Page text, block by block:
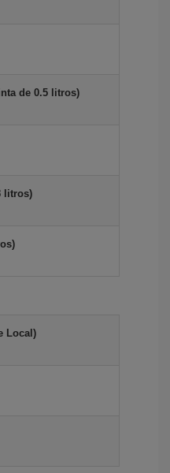
de 0.5 litros)
litros)
Local)